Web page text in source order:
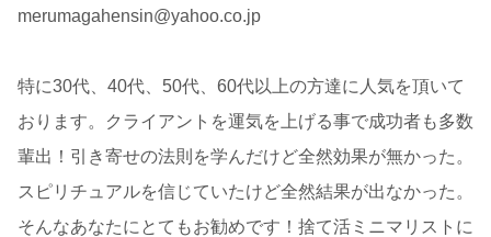
merumagahensin@yahoo.co.jp
特に30代、40代、50代、60代以上の方達に人気を頂いて
おります。クライアントを運気を上げる事で成功者も多数
輩出！引き寄せの法則を学んだけど全然効果が無かった。
スピリチュアルを信じていたけど全然結果が出なかった。
そんなあなたにとてもお勧めです！捨て活ミニマリストに